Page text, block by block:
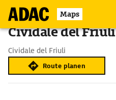
Maps
Cividale del Friuli
Cividale del Friuli
Route planen